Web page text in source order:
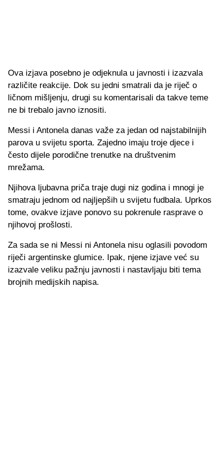
Ova izjava posebno je odjeknula u javnosti i izazvala
različite reakcije. Dok su jedni smatrali da je riječ o
ličnom mišljenju, drugi su komentarisali da takve teme
ne bi trebalo javno iznositi.
Messi i Antonela danas važe za jedan od najstabilnijih
parova u svijetu sporta. Zajedno imaju troje djece i
često dijele porodične trenutke na društvenim
mrežama.
Njihova ljubavna priča traje dugi niz godina i mnogi je
smatraju jednom od najljepših u svijetu fudbala. Uprkos
tome, ovakve izjave ponovo su pokrenule rasprave o
njihovoj prošlosti.
Za sada se ni Messi ni Antonela nisu oglasili povodom
riječi argentinske glumice. Ipak, njene izjave već su
izazvale veliku pažnju javnosti i nastavljaju biti tema
brojnih medijskih napisa.